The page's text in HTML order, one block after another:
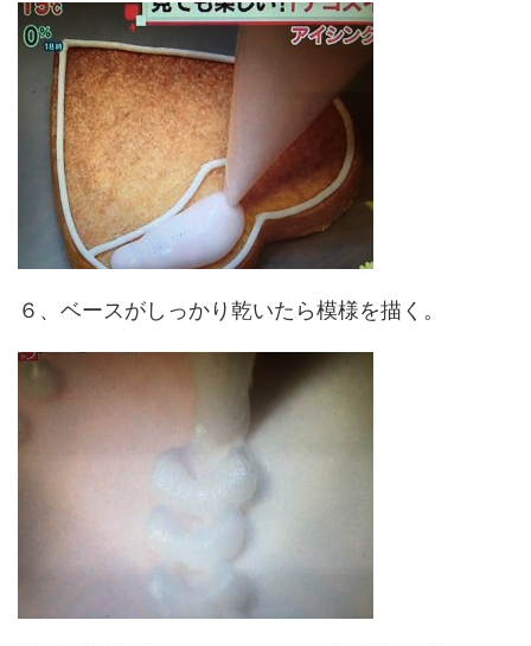
６、ベースがしっかり乾いたら模様を描く。